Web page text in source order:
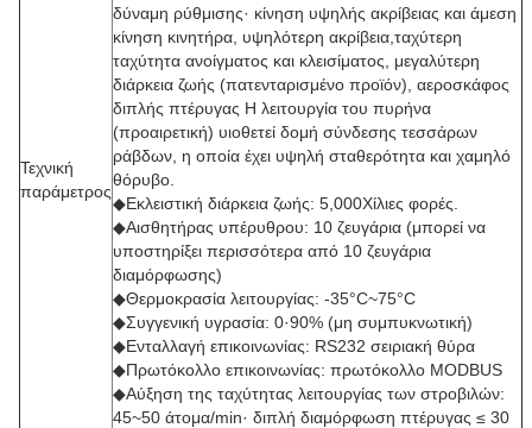
Τεχνική
παράμετρος
δύναμη ρύθμισης· κίνηση υψηλής ακρίβειας και άμεση
κίνηση κινητήρα, υψηλότερη ακρίβεια,ταχύτερη
ταχύτητα ανοίγματος και κλεισίματος, μεγαλύτερη
διάρκεια ζωής (πατενταρισμένο προϊόν), αεροσκάφος
διπλής πτέρυγας Η λειτουργία του πυρήνα
(προαιρετική) υιοθετεί δομή σύνδεσης τεσσάρων
ράβδων, η οποία έχει υψηλή σταθερότητα και χαμηλό
θόρυβο.
◆Εκλειστική διάρκεια ζωής: 5,000Χίλιες φορές.
◆Αισθητήρας υπέρυθρου: 10 ζευγάρια (μπορεί να
υποστηρίξει περισσότερα από 10 ζευγάρια
διαμόρφωσης)
◆Θερμοκρασία λειτουργίας: -35°C~75°C
◆Συγγενική υγρασία: 0·90% (μη συμπυκνωτική)
◆Ενταλλαγή επικοινωνίας: RS232 σειριακή θύρα
◆Πρωτόκολλο επικοινωνίας: πρωτόκολλο MODBUS
◆Αύξηση της ταχύτητας λειτουργίας των στροβιλών:
45~50 άτομα/min· διπλή διαμόρφωση πτέρυγας ≤ 30